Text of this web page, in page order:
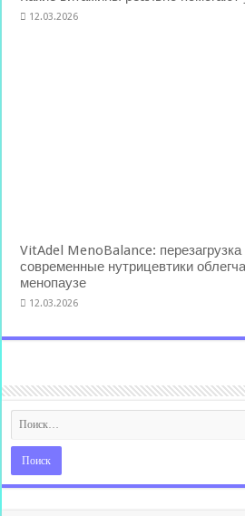
12.03.2026
VitAdel MenoBalance:
современные нутрицевтики
менопаузе
12.03.2026